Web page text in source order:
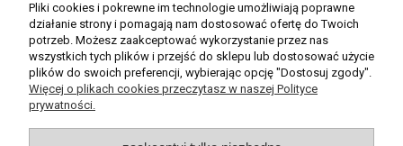
Moje konto
Płatności i dostawa
Informacje
Pliki cookies i pokrewne im technologie umożliwiają poprawne
działanie strony i pomagają nam dostosować ofertę do Twoich
potrzeb. Możesz zaakceptować wykorzystanie przez nas
wszystkich tych plików i przejść do sklepu lub dostosować użycie
plików do swoich preferencji, wybierając opcję "Dostosuj zgody".
Więcej o plikach cookies przeczytasz w naszej Polityce
prywatności.